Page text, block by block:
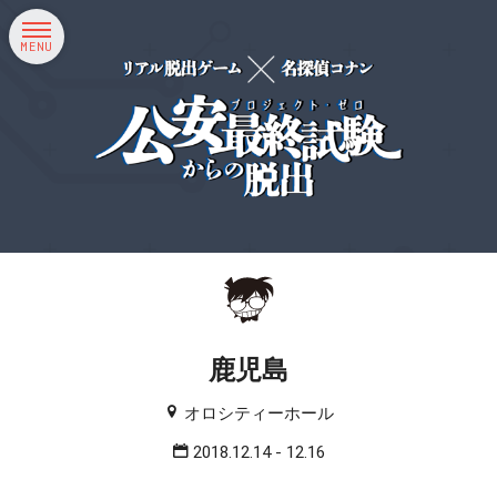
MENU
鹿児島
オロシティーホール
2018.12.14 - 12.16